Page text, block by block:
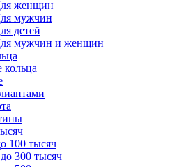
женщин
мужчин
детей
мужчин и женщин
100 тысяч
300 тысяч